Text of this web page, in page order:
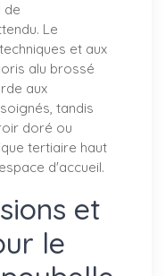
de
Le
et aux
alu brossé
aux
tandis
doré ou
tertiaire haut
d'accueil.
et
le